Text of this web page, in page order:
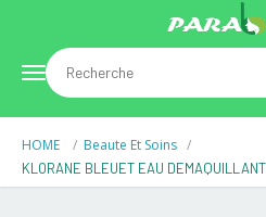
Toggle
navigation
HOME Beaute Et Soins
KLORANE BLEUET EAU